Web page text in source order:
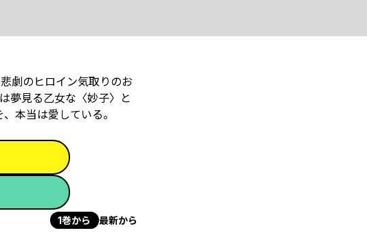
劇のヒロイン気取りのお
夢見る乙女な〈妙子〉と
本当は愛している。
1巻から 最新から